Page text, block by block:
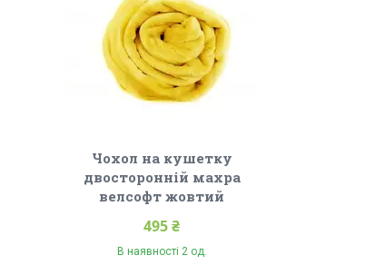
Чохол на кушетку
двосторонній махра
велсофт жовтий
495 ₴
В наявності 2 од.